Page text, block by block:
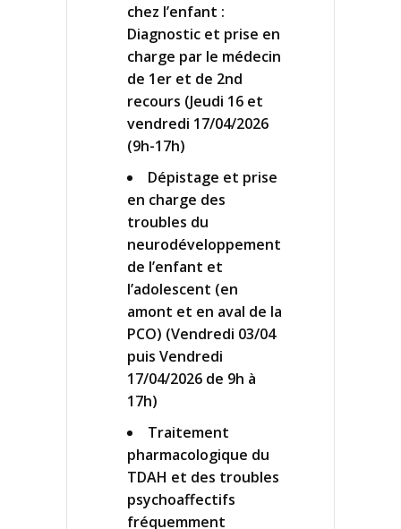
chez l’enfant :
Diagnostic et prise en
charge par le médecin
de 1er et de 2nd
recours (Jeudi 16 et
vendredi 17/04/2026
(9h-17h)
Dépistage et prise
en charge des
troubles du
neurodéveloppement
de l’enfant et
l’adolescent (en
amont et en aval de la
PCO) (Vendredi 03/04
puis Vendredi
17/04/2026 de 9h à
17h)
Traitement
pharmacologique du
TDAH et des troubles
psychoaffectifs
fréquemment